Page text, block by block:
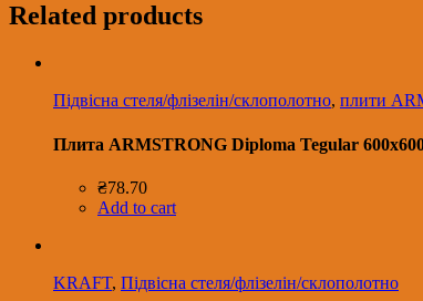
Related products
Підвісна стеля/флізелін/склополотно, плити
Плита ARMSTRONG Diploma Tegular
₴78.70
Add to cart
KRAFT, Підвісна стеля/флізелін/склополотно